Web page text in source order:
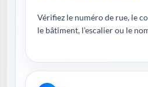
Vérifiez le numéro de rue, le
le bâtiment, l'escalier ou le